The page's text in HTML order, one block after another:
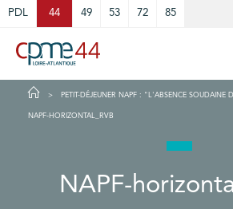
PDL 44 49 53 72 85
PETIT-DÉJEUNER NAPF : "L'ABSENCE SOUDAINE
NAPF-HORIZONTAL_RVB
NAPF-
Cookies management panel